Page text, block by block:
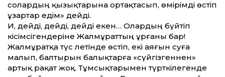
солардың қызықтарына ортақтасып, өмірімді өстіп
ұзартар едім» дейді.
Иә, дейді, дейді, дейді екен… Олардың бүйтіп
кісімсігендеріне Жалмұраттың ұрғаны бар!
Жалмұратқа түс әлетінде өстіп, екі аяғын суға
малып, балтырын балықтарға «сүйгізгеннен»
артық рақат жоқ. Тұмсықтарымен түрткілегенде